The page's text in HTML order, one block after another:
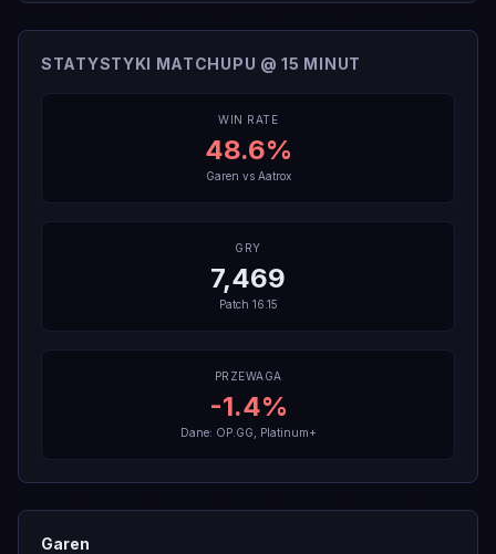
STATYSTYKI MATCHUPU @ 15 MINUT
WIN RATE
48.6%
Garen vs Aatrox
GRY
7,469
Patch 16.15
PRZEWAGA
-1.4%
Dane: OP.GG, Platinum+
Garen